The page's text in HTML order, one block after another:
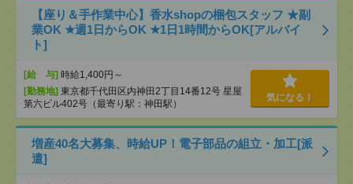
【座り＆手作業中心】香水shopの梱包スタッフ ★副
業OK ★週1日からOK ★1日1時間からOK[アルバイ
ト]
[給 与] 時給1,400円～
[勤務地] 東京都千代田区内神田2丁目14番12号 星屋
第六ビル402号（最寄り駅：神田駅）
気になる！
増産40名大募集、時給UP！電子部品の組立・加工[派
遣]